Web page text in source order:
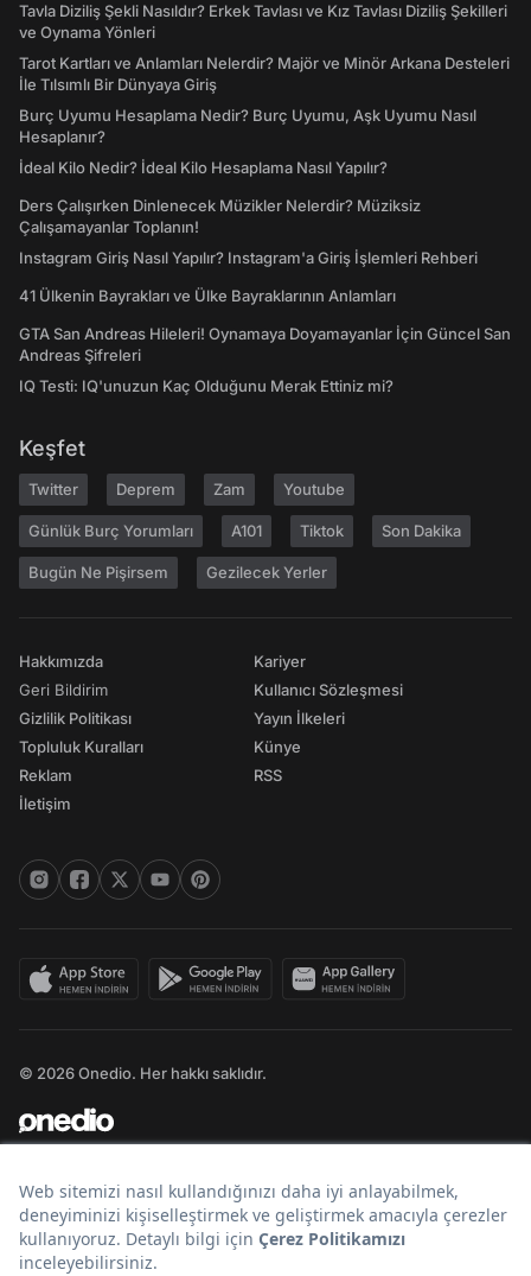
Tavla Diziliş Şekli Nasıldır? Erkek Tavlası ve Kız Tavlası Diziliş Şekilleri
ve Oynama Yönleri
Tarot Kartları ve Anlamları Nelerdir? Majör ve Minör Arkana Desteleri
İle Tılsımlı Bir Dünyaya Giriş
Burç Uyumu Hesaplama Nedir? Burç Uyumu, Aşk Uyumu Nasıl
Hesaplanır?
İdeal Kilo Nedir? İdeal Kilo Hesaplama Nasıl Yapılır?
Ders Çalışırken Dinlenecek Müzikler Nelerdir? Müziksiz
Çalışamayanlar Toplanın!
Instagram Giriş Nasıl Yapılır? Instagram'a Giriş İşlemleri Rehberi
41 Ülkenin Bayrakları ve Ülke Bayraklarının Anlamları
GTA San Andreas Hileleri! Oynamaya Doyamayanlar İçin Güncel San
Andreas Şifreleri
IQ Testi: IQ'unuzun Kaç Olduğunu Merak Ettiniz mi?
Keşfet
Twitter Deprem Zam Youtube
Günlük Burç Yorumları A101 Tiktok Son Dakika
Bugün Ne Pişirsem Gezilecek Yerler
Hakkımızda
Geri Bildirim
Gizlilik Politikası
Topluluk Kuralları
Reklam
İletişim
Kariyer
Kullanıcı Sözleşmesi
Yayın İlkeleri
Künye
RSS
© 2026 Onedio. Her hakkı saklıdır.
Bir markasıdır.